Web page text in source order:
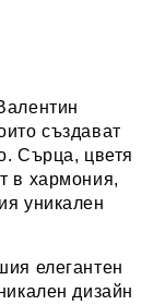
създават
Сърца, цветя
в хармония,
уникален
елегантен
дизайн